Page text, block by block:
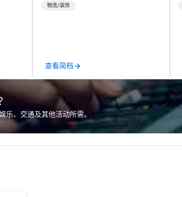
events. They have been in
photography services, including
portraits, headshots, and event
photography. They also provide
printing and framing services,
allowing clients to display their
images in a variety of formats.
Christie's Photographic Solutions
is committed to delivering high-
物流/装饰
查看简档
乐、交通及其他活动所需。